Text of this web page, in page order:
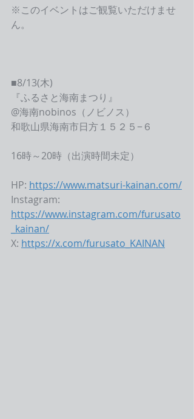
※このイベントはご観覧いただけませ
ん。
■8/13(木)
『ふるさと海南まつり』
@海南nobinos（ノビノス）
和歌山県海南市日方１５２５−６
16時～20時（出演時間未定）
HP: https://www.matsuri-kainan.com/
Instagram:
https://www.instagram.com/furusato
_kainan/
X: https://x.com/furusato_KAINAN